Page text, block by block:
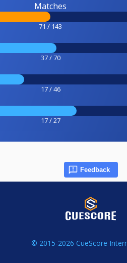
Matches
71 / 143
37 / 70
17 / 46
17 / 27
Feedback
© 2015-2026 CueScore